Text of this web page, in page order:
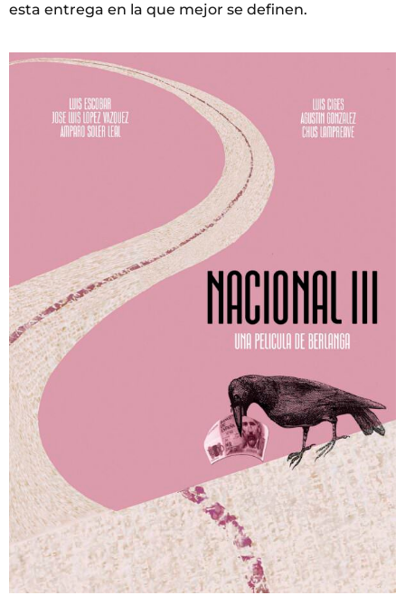
esta entrega en la que mejor se definen.